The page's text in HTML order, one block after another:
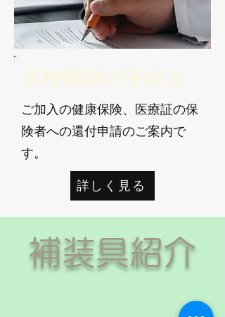
​各種保険の手続き
ご加入の健康保険、医療証の保
険者への還付申請のご案内で
す。
詳しく見る
​補装具紹介